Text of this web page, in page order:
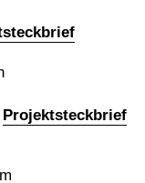
Projektsteckbrief